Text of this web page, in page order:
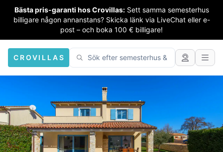
Bästa pris-garanti hos Crovillas: Sett samma semesterhus
billigare någon annanstans? Skicka länk via LiveChat eller e-
post – och boka 100 € billigare!
CROVILLAS